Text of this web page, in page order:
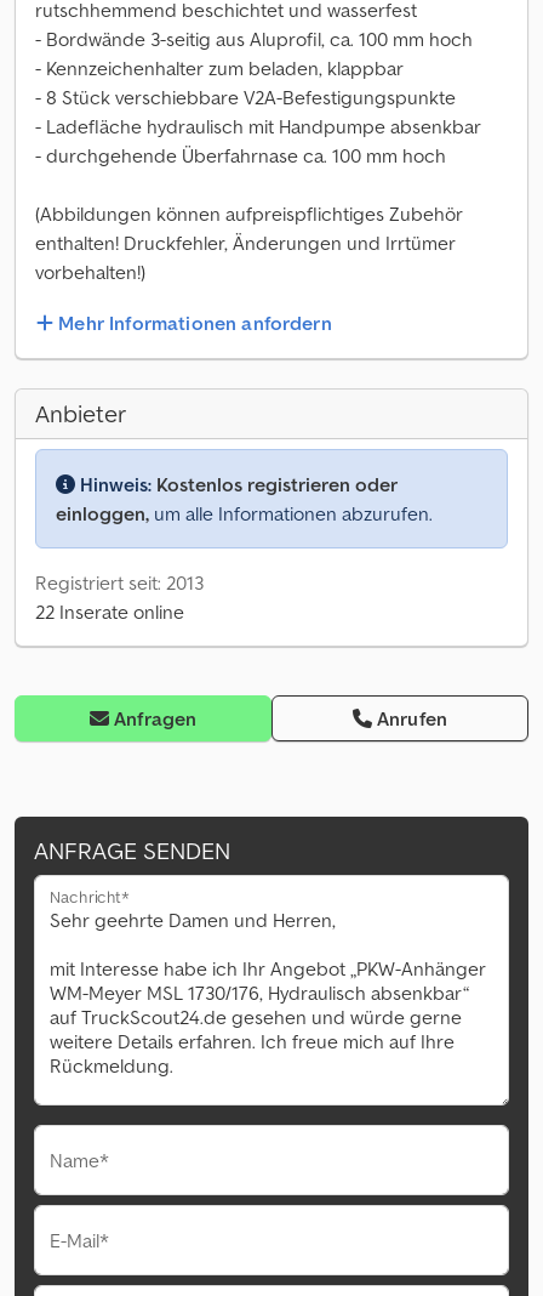
rutschhemmend beschichtet und wasserfest
- Bordwände 3-seitig aus Aluprofil, ca. 100 mm hoch
- Kennzeichenhalter zum beladen, klappbar
- 8 Stück verschiebbare V2A-Befestigungspunkte
- Ladefläche hydraulisch mit Handpumpe absenkbar
- durchgehende Überfahrnase ca. 100 mm hoch
(Abbildungen können aufpreispflichtiges Zubehör
enthalten! Druckfehler, Änderungen und Irrtümer
vorbehalten!)
Mehr Informationen anfordern
Anbieter
Hinweis: Kostenlos registrieren oder
einloggen, um alle Informationen abzurufen.
Registriert seit: 2013
22 Inserate online
Anfragen Anrufen
ANFRAGE SENDEN
Nachricht*
Name*
E-Mail*